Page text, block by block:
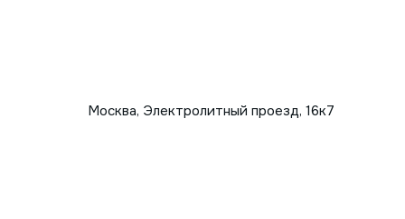
Москва, Электролитный проезд, 16к7